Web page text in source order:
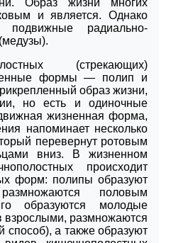
и является. Однако
радиально-
(стрекающих)
формы — полип и
образ жизни,
но есть и одиночные
жизненная форма,
напоминает несколько
перевернут ротовым
вниз. В жизненном
происходит
форм: полипы образуют
половым
образуются молодые
взрослыми, размножаются
способ), а также образуют